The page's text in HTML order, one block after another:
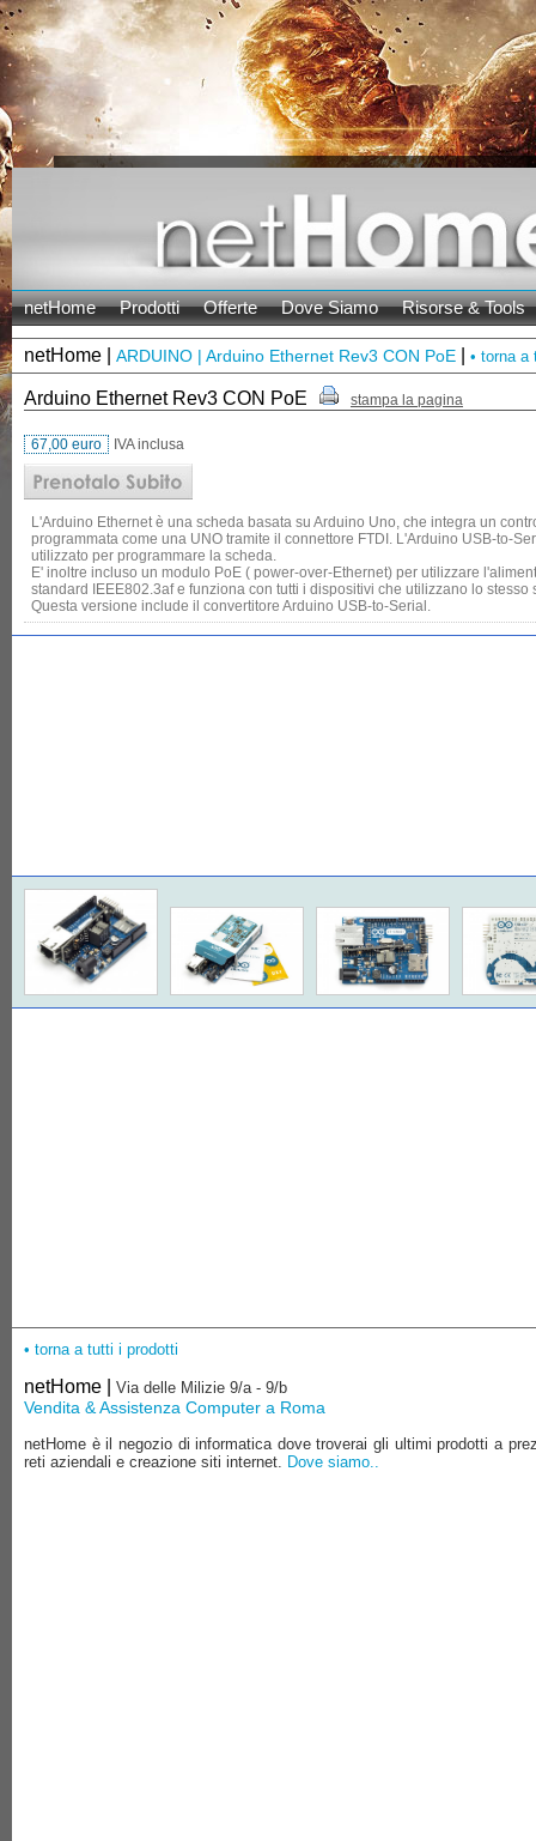
netHome Prodotti Offerte Dove Siamo Risorse & Tools
netHome | ARDUINO | Arduino Ethernet Rev3 CON PoE • torna a
Arduino Ethernet Rev3 CON PoE stampa la pagina
67,00 euro IVA inclusa
L'Arduino Ethernet è una scheda basata su Arduino Uno, che integra un
programmata come una UNO tramite il connettore FTDI. L'Arduino USB-to-
utilizzato per programmare la scheda.
E' inoltre incluso un modulo PoE ( power-over-Ethernet) per utilizzare
standard IEEE802.3af e funziona con tutti i dispositivi che utilizzano lo
Questa versione include il convertitore Arduino USB-to-Serial.
• torna a tutti i prodotti
netHome | Via delle Milizie 9/a - 9/b
Vendita & Assistenza Computer a Roma
netHome è il negozio di informatica dove troverai gli ultimi prodotti a
reti aziendali e creazione siti internet. Dove siamo..